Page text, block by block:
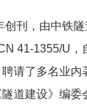
刊，由中铁
41-1355/U
请了多名业内
道建设》编委